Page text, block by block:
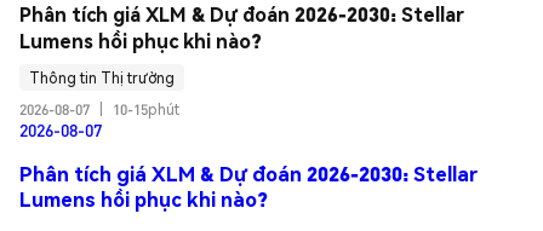
Phân tích giá XLM & Dự đoán 2026-2030: Stellar
Lumens hồi phục khi nào?
Thông tin Thị trường
2026-08-07
10-15phút
2026-08-07
Phân tích giá XLM & Dự đoán 2026-2030: Stellar
Lumens hồi phục khi nào?